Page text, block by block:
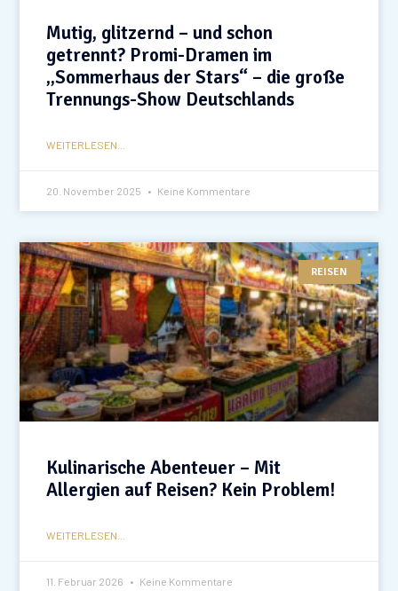
Mutig, glitzernd – und schon
getrennt? Promi-Dramen im
„Sommerhaus der Stars“ – die große
Trennungs-Show Deutschlands
WEITERLESEN...
20. November 2025 Keine Kommentare
REISEN
Kulinarische Abenteuer – Mit
Allergien auf Reisen? Kein Problem!
WEITERLESEN...
11. Februar 2026 Keine Kommentare